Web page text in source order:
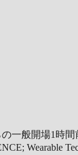
一般開場1時間
Wearable